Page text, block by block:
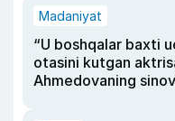
Madaniyat
“U boshqalar baxti
otasini kutgan
Ahmedovaning